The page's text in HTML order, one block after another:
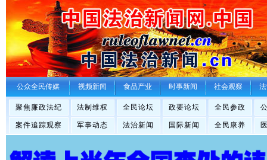
>
公众全民传媒 视频新闻 食品产业 时事新闻 社会观察
聚焦廉政法纪 法制维权 全民论坛 政要论坛 全民参政
案件追踪观察 军事动态 法治新闻 国际新闻 全民康养